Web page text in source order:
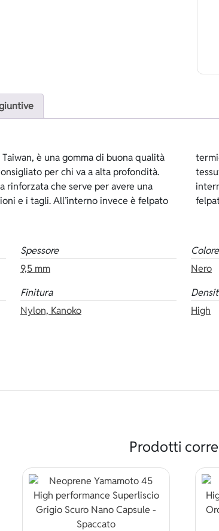
è una gomma di buona qualità
per chi va a alta profondità.
rinforzata che serve per avere una
e i tagli. All’interno invece è felpato
e morbido sulla pelle perchè è un
molto di più rispetto al foderato
Il kanoko è di colore nero e il
Spessore
9,5 mm
Colore
Nero
Finitura
Nylon, Kanoko
High
Prodotti